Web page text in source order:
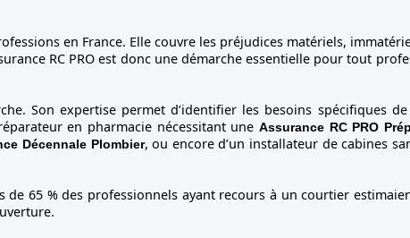
en France. Elle couvre les préjudices matériels,
RC PRO est donc une démarche essentielle pour tout
Son expertise permet d’identifier les besoins spécifiques
en pharmacie nécessitant une Assurance RC PRO
Décennale Plombier, ou encore d’un installateur de cabines
de 65 % des professionnels ayant recours à un courtier